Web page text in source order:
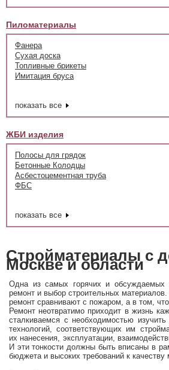
Пиломатериалы
Фанера
Сухая доска
Топливные брикеты
Имитация бруса
показать все
ЖБИ изделия
Полосы для грядок
Бетонные Колодцы
Асбестоцементная труба
ФБС
показать все
Стройматериалы с
Москве и области
Одна из самых горячих и
ремонт и выбор строительных
ремонт сравнивают с пожаром, а в том,
Ремонт неотвратимо приходит в жизнь
сталкиваемся с необходимостью
технологий, соответствующих им
их нанесения, эксплуатации,
И эти тонкости должны быть вписаны в
бюджета и высоких требований к качеству